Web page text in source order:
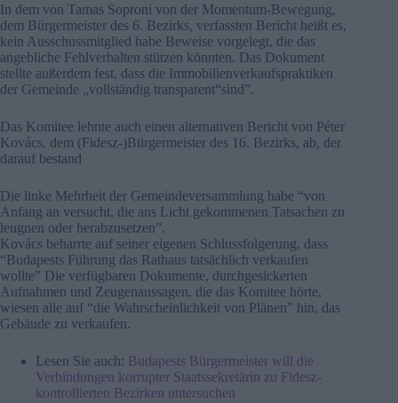
In dem von Tamas Soproni von der Momentum-Bewegung,
dem Bürgermeister des 6. Bezirks, verfassten Bericht heißt es,
kein Ausschussmitglied habe Beweise vorgelegt, die das
angebliche Fehlverhalten stützen könnten. Das Dokument
stellte außerdem fest, dass die Immobilienverkaufspraktiken
der Gemeinde „vollständig transparent“sind”.
Das Komitee lehnte auch einen alternativen Bericht von Péter
Kovács, dem (Fidesz-)Bürgermeister des 16. Bezirks, ab, der
darauf bestand
Die linke Mehrheit der Gemeindeversammlung habe “von
Anfang an versucht, die ans Licht gekommenen Tatsachen zu
leugnen oder herabzusetzen”.
Kovács beharrte auf seiner eigenen Schlussfolgerung, dass
“Budapests Führung das Rathaus tatsächlich verkaufen
wollte” Die verfügbaren Dokumente, durchgesickerten
Aufnahmen und Zeugenaussagen, die das Komitee hörte,
wiesen alle auf “die Wahrscheinlichkeit von Plänen” hin, das
Gebäude zu verkaufen.
Lesen Sie auch: Budapests Bürgermeister will die
Verbindungen korrupter Staatssekretärin zu Fidesz-
kontrollierten Bezirken untersuchen